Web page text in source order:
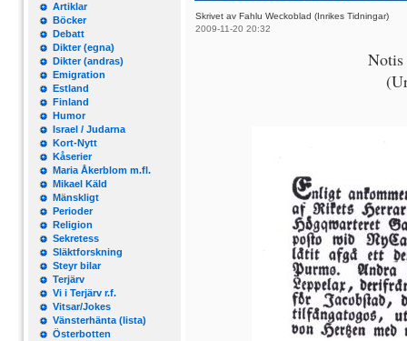
Artiklar
Böcker
Debatt
Dikter (egna)
Dikter (andras)
Emigration
Estland
Finland
Humor
Israel / Judarna
Kort-Nytt
Kåserier
Maria Åkerblom m.fl.
Mikael Käld
Mänskligt
Perioder
Religion
Sekretess
Släktforskning
Steyr bilar
Terjärv
Vi i Terjärv r.f.
Vitsar/Jokes
Vänsterhänta (lista)
Österbotten
Skrivet av Fahlu Weckoblad (Inrikes Tidningar)
2009-11-20 20:32
Notis